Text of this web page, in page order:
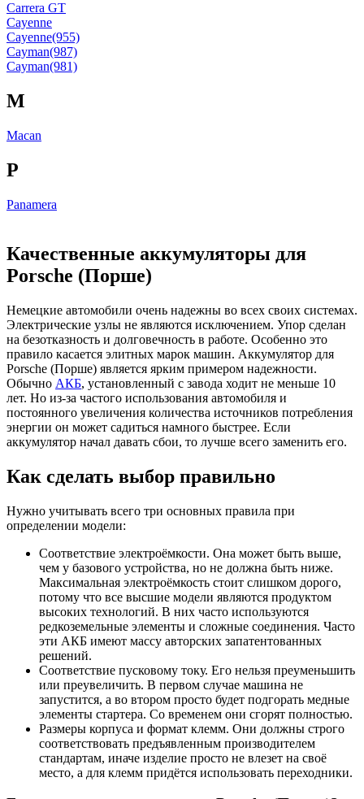
Carrera GT
Cayenne
Cayenne(955)
Cayman(987)
Cayman(981)
M
Macan
P
Panamera
Качественные аккумуляторы для
Porsche (Порше)
Немецкие автомобили очень надежны во всех своих системах.
Электрические узлы не являются исключением. Упор сделан
на безотказность и долговечность в работе. Особенно это
правило касается элитных марок машин. Аккумулятор для
Porsche (Порше) является ярким примером надежности.
Обычно АКБ, установленный с завода ходит не меньше 10
лет. Но из-за частого использования автомобиля и
постоянного увеличения количества источников потребления
энергии он может садиться намного быстрее. Если
аккумулятор начал давать сбои, то лучше всего заменить его.
Как сделать выбор правильно
Нужно учитывать всего три основных правила при
определении модели:
Соответствие электроёмкости. Она может быть выше,
чем у базового устройства, но не должна быть ниже.
Максимальная электроёмкость стоит слишком дорого,
потому что все высшие модели являются продуктом
высоких технологий. В них часто используются
редкоземельные элементы и сложные соединения. Часто
эти АКБ имеют массу авторских запатентованных
решений.
Соответствие пусковому току. Его нельзя преуменьшить
или преувеличить. В первом случае машина не
запустится, а во втором просто будет подгорать медные
элементы стартера. Со временем они сгорят полностью.
Размеры корпуса и формат клемм. Они должны строго
соответствовать предъявленным производителем
стандартам, иначе изделие просто не влезет на своё
место, а для клемм придётся использовать переходники.